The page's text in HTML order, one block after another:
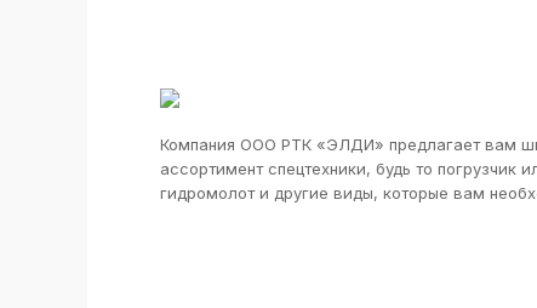
Компания ООО РТК «ЭЛДИ» предлагает вам
ассортимент спецтехники, будь то погрузчик
гидромолот и другие виды, которые вам